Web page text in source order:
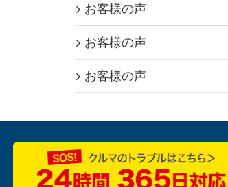
お客様の声
お客様の声
お客様の声